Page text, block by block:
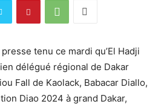
presse tenu ce mardi qu’El Hadji
délégué régional de Dakar
Fall de Kaolack, Babacar Diallo,
Diao 2024 à grand Dakar,